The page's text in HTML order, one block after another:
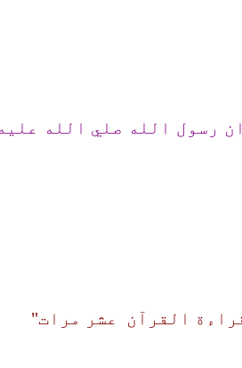
ان رسول الله صلي الله